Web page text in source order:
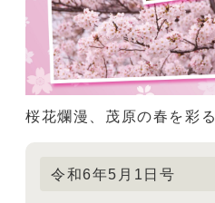
桜花爛漫、茂原の春を彩る
令和6年5月1日号